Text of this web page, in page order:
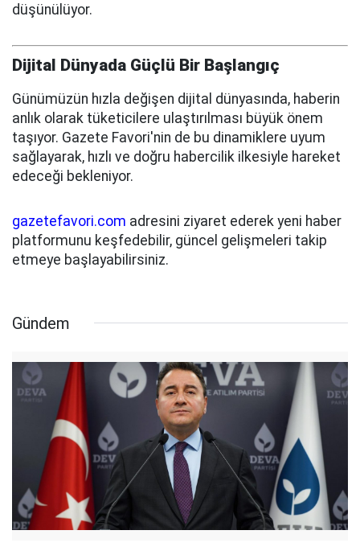
düşünülüyor.
Dijital Dünyada Güçlü Bir Başlangıç
Günümüzün hızla değişen dijital dünyasında, haberin
anlık olarak tüketicilere ulaştırılması büyük önem
taşıyor. Gazete Favori'nin de bu dinamiklere uyum
sağlayarak, hızlı ve doğru habercilik ilkesiyle hareket
edeceği bekleniyor.
gazetefavori.com adresini ziyaret ederek yeni haber
platformunu keşfedebilir, güncel gelişmeleri takip
etmeye başlayabilirsiniz.
Gündem